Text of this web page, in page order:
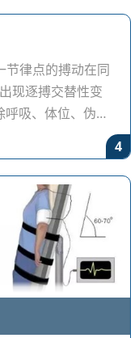
节律点的搏动在同
现逐搏交替性变
吸、体位、伪差
4